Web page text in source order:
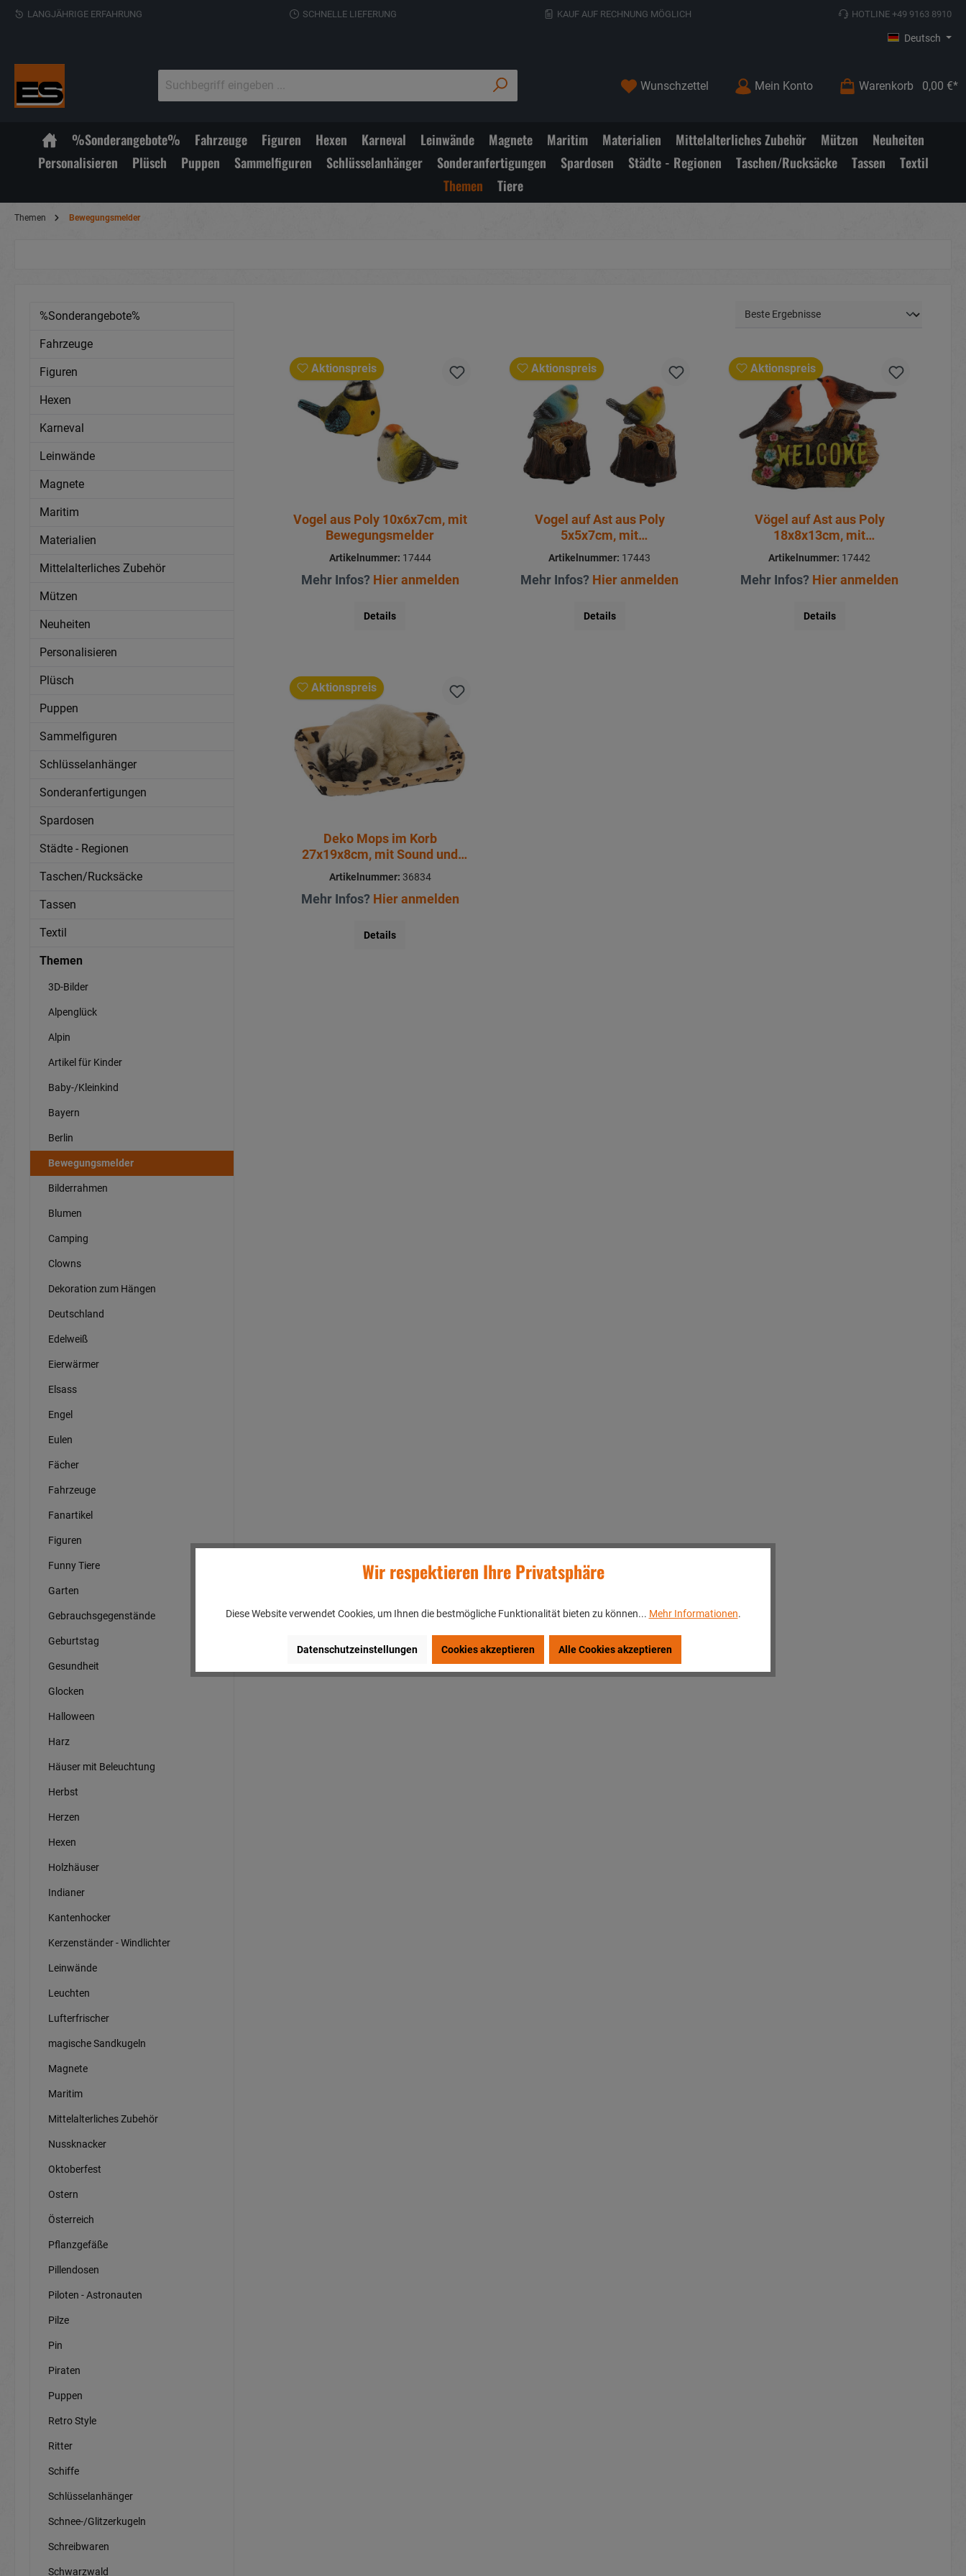
LANGJÄHRIGE ERFAHRUNG SCHNELLE LIEFERUNG KAUF AUF RECHNUNG MÖGLICH HOTLINE +49 9163 8910
Deutsch
Wunschzettel Mein Konto Warenkorb 0,00 €*
%Sonderangebote% Fahrzeuge Figuren Hexen Karneval Leinwände Magnete Maritim Materialien Mittelalterliches Zubehör Mützen
Neuheiten
Personalisieren
Plüsch Puppen Sammelfiguren Schlüsselanhänger Sonderanfertigungen Spardosen Städte - Regionen Taschen/Rucksäcke Tassen
Textil
Themen
Tiere
Themen Bewegungsmelder
%Sonderangebote%
Fahrzeuge
Figuren
Hexen
Karneval
Leinwände
Magnete
Maritim
Materialien
Mittelalterliches Zubehör
Mützen
Neuheiten
Personalisieren
Plüsch
Puppen
Sammelfiguren
Schlüsselanhänger
Sonderanfertigungen
Spardosen
Städte - Regionen
Taschen/Rucksäcke
Tassen
Textil
Themen
3D-Bilder
Alpenglück
Alpin
Artikel für Kinder
Baby-/Kleinkind
Bayern
Berlin
Bewegungsmelder
Bilderrahmen
Blumen
Camping
Clowns
Dekoration zum Hängen
Deutschland
Edelweiß
Eierwärmer
Elsass
Engel
Eulen
Fächer
Fahrzeuge
Fanartikel
Figuren
Funny Tiere
Garten
Gebrauchsgegenstände
Geburtstag
Gesundheit
Glocken
Halloween
Harz
Häuser mit Beleuchtung
Herbst
Herzen
Hexen
Holzhäuser
Indianer
Kantenhocker
Kerzenständer - Windlichter
Leinwände
Leuchten
Lufterfrischer
magische Sandkugeln
Magnete
Maritim
Mittelalterliches Zubehör
Nussknacker
Oktoberfest
Ostern
Österreich
Pflanzgefäße
Pillendosen
Piloten - Astronauten
Pilze
Pin
Piraten
Puppen
Retro Style
Ritter
Schiffe
Schlüsselanhänger
Schnee-/Glitzerkugeln
Schreibwaren
Schwarzwald
Aktionspreis
Vogel aus Poly 10x6x7cm, mit
Bewegungsmelder
Artikelnummer: 17444
Mehr Infos? Hier anmelden
Details
Aktionspreis
Vogel auf Ast aus Poly
5x5x7cm, mit
Bewegungsmelder
Artikelnummer: 17443
Mehr Infos? Hier anmelden
Details
Aktionspreis
Vögel auf Ast aus Poly
18x8x13cm, mit
Bewegungsmelder
Artikelnummer: 17442
Mehr Infos? Hier anmelden
Details
Aktionspreis
Deko Mops im Korb
27x19x8cm, mit Sound und
Bewegungsmelder
Artikelnummer: 36834
Mehr Infos? Hier anmelden
Details
Wir respektieren Ihre Privatsphäre
Diese Website verwendet Cookies, um Ihnen die bestmögliche Funktionalität bieten zu können... Mehr Informationen.
Datenschutzeinstellungen Cookies akzeptieren Alle Cookies akzeptieren